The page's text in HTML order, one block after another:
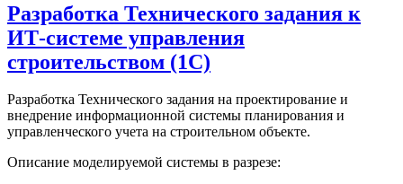
Разработка Технического задания к
ИТ-системе управления
строительством (1С)
Разработка Технического задания на проектирование и
внедрение информационной системы планирования и
управленческого учета на строительном объекте.
Описание моделируемой системы в разрезе: